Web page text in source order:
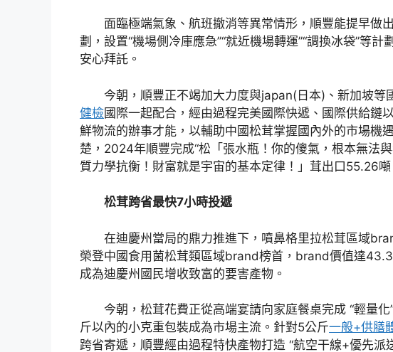
面臨極端氣象、航班撤消等異常情形，順豐能提早做
劃，設置“機場側冷庫應急”“就近機場轉運”“調換冰袋”等計
安心拜託。
今朝，順豐正不竭加大力度與japan(日本)、新加坡等
健檢國際一起配合，經由過程完美國際快遞、國際供給鏈
鮮物流的辦事才能，以輔助中國松茸掌握國內外的市場機
楚，2024年順豐完成“松「張水瓶！你的傻氣，根本無法
質力學抗衡！財富就是宇宙的基本定律！」茸出口55.26
松茸跨省最快7小時投遞
在迪慶州當局的鼎力推進下，噴鼻格里拉松茸區域
榮登中國食用菌松茸類區域brand榜首，brand價值達
成為迪慶州國民增收致富的要害產物。
今朝，松茸花費正從高端宴請向家庭餐桌完成 “輕量化
斤以內的小克重包裝成為市場主流。針對5公斤一般+供膳
跨省寄遞，順豐經由過程特快產物打造 “航空干線+優先派